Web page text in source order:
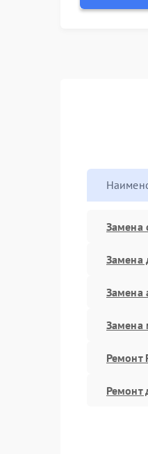
Замена
Замена
Замена
Замена
Ремонт
Ремонт